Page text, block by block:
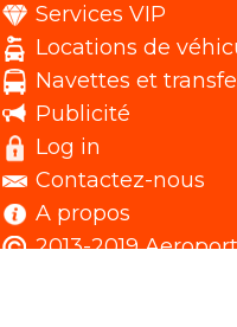
Services VIP
Locations de
Navettes et
Publicité
Log in
Contactez-nous
A propos
2013-2019